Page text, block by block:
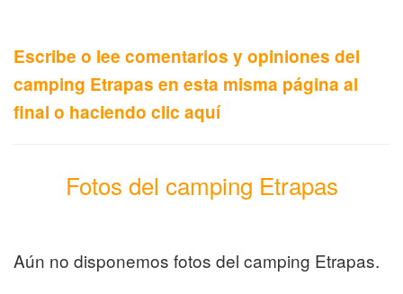
Escribe o lee comentarios y opiniones del
camping Etrapas en esta misma página al
final o haciendo clic aquí
Fotos del camping Etrapas
Aún no disponemos fotos del camping Etrapas.